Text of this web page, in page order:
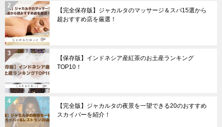
【完全保存版】ジャカルタのマッサージ＆スパ15選から
超おすすめ店を厳選！
【保存版】インドネシア産紅茶のお土産ランキング
TOP10！
【完全版】ジャカルタの夜景を一望できる20のおすすめ
スカイバーを紹介！